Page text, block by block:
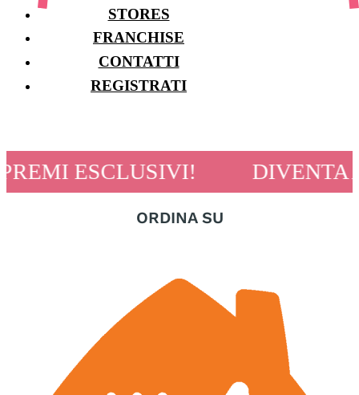
STORES
FRANCHISE
CONTATTI
REGISTRATI
PREMI ESCLUSIVI! DIVENTA
ORDINA SU